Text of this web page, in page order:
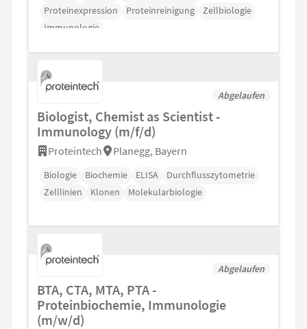
Proteinexpression
Proteinreinigung
Zellbiologie
Immunologie
Abgelaufen
Biologist, Chemist as Scientist -
Immunology (m/f/d)
Proteintech Planegg, Bayern
Biologie Biochemie ELISA
Durchflusszytometrie
Zelllinien
Klonen Molekularbiologie
Abgelaufen
BTA, CTA, MTA, PTA -
Proteinbiochemie, Immunologie
(m/w/d)